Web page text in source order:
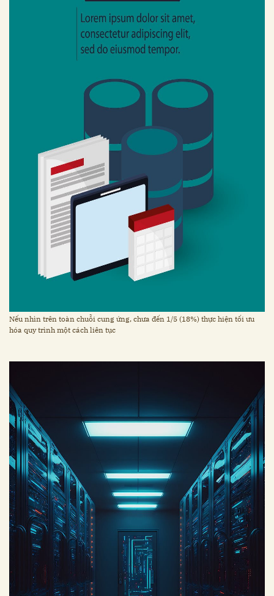
Nếu nhìn trên toàn chuỗi cung ứng, chưa đến 1/5 (18%) thực hiện tối ưu
hóa quy trình một cách liên tục